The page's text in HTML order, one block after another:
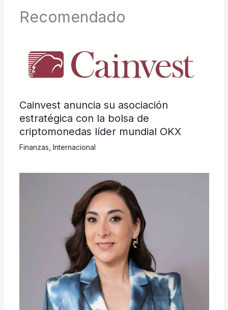
Recomendado
Cainvest anuncia su asociación
estratégica con la bolsa de
criptomonedas líder mundial OKX
Finanzas, Internacional